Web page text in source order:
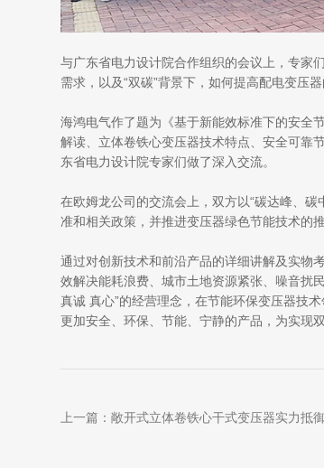
与广东省电力设计院合作组织的会议上，专家
需求，以及“双碳”背景下，如何提高配电变压
海鸿电气作了题为《基于新能效标准下的安全
解读、立体卷铁心变压器技术特点、安全可靠
东省电力设计院专家们做了深入交流。
在欧姆龙公司的交流会上，双方以“碳达峰、
准和相关政策，并推进变压器绿色节能技术的
通过对创新技术和前沿产品的详细讲解及实物
效解决能耗浪费、城市土地资源紧张、噪音扰
真诚 真心”的经营理念，在节能环保变压器技
更加安全、环保、节能、宁静的产品，为实现